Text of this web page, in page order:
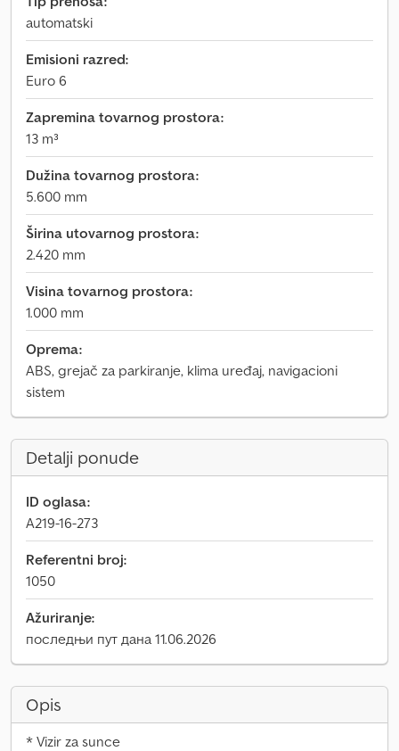
automatski
Emisioni razred:
Euro 6
Zapremina tovarnog prostora:
13 m³
Dužina tovarnog prostora:
5.600 mm
Širina utovarnog prostora:
2.420 mm
Visina tovarnog prostora:
1.000 mm
Oprema:
ABS, grejač za parkiranje, klima uređaj, navigacioni
sistem
Detalji ponude
ID oglasa:
A219-16-273
Referentni broj:
1050
Ažuriranje:
последњи пут дана 11.06.2026
Opis
* Vizir za sunce